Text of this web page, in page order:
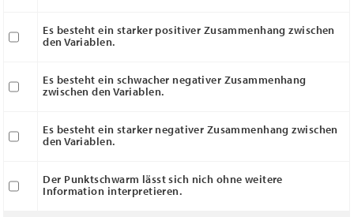
Es besteht ein starker positiver Zusammenhang zwischen
den Variablen.
Es besteht ein schwacher negativer Zusammenhang
zwischen den Variablen.
Es besteht ein starker negativer Zusammenhang zwischen
den Variablen.
Der Punktschwarm lässt sich nich ohne weitere
Information interpretieren.